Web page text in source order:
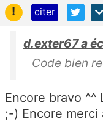
!
citer
d.exter67 a
Code bien
Encore bravo ^^
;-) Encore